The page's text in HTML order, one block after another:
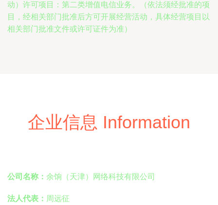
动）许可项目：第二类增值电信业务。（依法须经批准的项
目，经相关部门批准后方可开展经营活动，具体经营项目以
相关部门批准文件或许可证件为准）
企业信息 Information
公司名称： 余饷（天津）网络科技有限公司
法人代表： 周远征